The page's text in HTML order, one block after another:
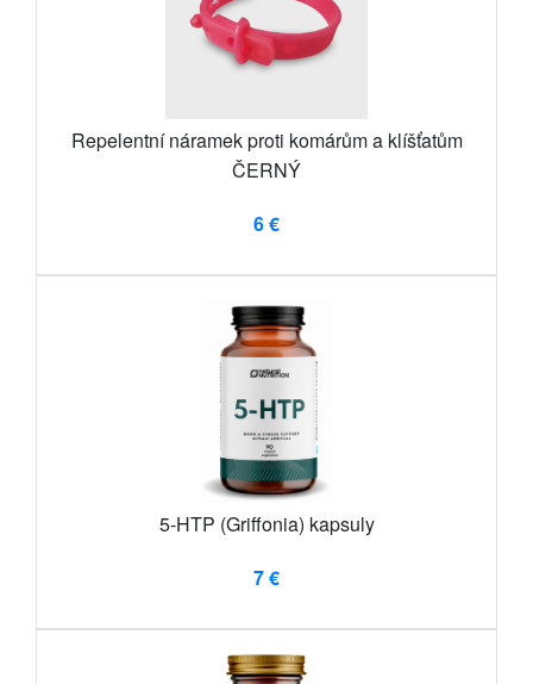
Repelentní náramek proti komárům a klíšťatům
ČERNÝ
6 €
5-HTP (Griffonia) kapsuly
7 €